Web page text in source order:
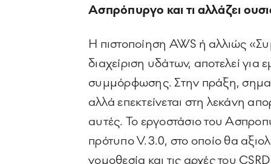
Ασπρόπυργο και τι αλλάζει
Η πιστοποίηση AWS ή αλλιώς
διαχείριση υδάτων, αποτελεί για
συμμόρφωσης. Στην πράξη,
αλλά επεκτείνεται στη λεκάνη
αυτές. Το εργοστάσιο του
πρότυπο V.3.0, στο οποίο θα
νομοθεσία και τις αρχές του